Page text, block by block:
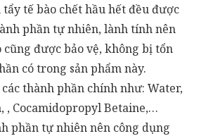
tẩy tế bào chết hầu hết đều được
phần tự nhiên, lành tính nên
cũng được bảo vệ, không bị tổn
có trong sản phẩm này.
thành phần chính như: Water,
, Cocamidopropyl Betaine,…
phần tự nhiên nên công dụng